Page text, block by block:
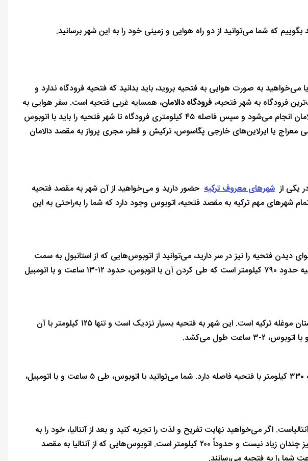
بگوییم که شما می‌توانید از دو راه هوایی و زمینی خود را به این شهر برسانید.
به صورت هوایی به فتحیه بروید، باید بدانید که فتحیه فرودگاه ندارد و
فرودگاه به شهر فتحیه، فرودگاه دالامان، همسایه غربی فتحیه است. سفر هوایی به
فتحیه، از تهران، فرودگاه امام خمینی به مقصد فرودگاه دالامان انجام می‌شود و سپس فاصله ۴۵ کیلومتری فرودگاه تا شهر فتحیه را باید با اتوبوس
معراج یا ایرلاین‌های خارجی پگاسوس، ترکیش و قطر، مجری پرواز به مقصد دالامان
یکی از شهرهای معروف ترکیه حضور دارید و می‌خواهید از آن شهر به مقصد فتحیه
شهرهای مهم ترکیه به مقصد فتحیه، اتوبوس وجود دارد که شما را به‌راحتی به این
دیدن فتحیه را نیز در سر دارید، می‌توانید از اتوبوس‌هایی که از استانبول به سمت
فتحیه حرکت می‌کنند استفاده کنید. فاصله استانبول تا فتحیه حدود ۷۹۰ کیلومتر است که طی کردن آن با اتوبوس، حدود ۱۲-۱۳ ساعت و با اتومبیل
مارماریس یکی دیگر از شهرهای ساحلی جذاب و تاریخی استان موغله ترکیه است. این شهر به فتحیه بسیار نزدیک است و تنها ۱۲۵ کیلومتر با آن
ازمیر یکی از شهر‌های ساحلی خاص و دیدنی ترکیه است که ۳۳۰ کیلومتر با فتحیه فاصله دارد. شما می‌توانید با اتوبوس، طی ۵ ساعت و با اتومبیل،
اگر می‌خواهید نهایت تفریح و لذت را تجربه کنید و بعد از آنتالیا، خود را به
فتحیه برسانید بد نیست بدانید که فاصله آنتالیا تا فتحیه نیز چندان زیاد نیست و حدوداً ۲۰۰ کیلومتر است. اتوبوس‌هایی که از آنتالیا به مقصد